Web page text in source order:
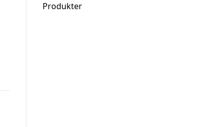
Produkter